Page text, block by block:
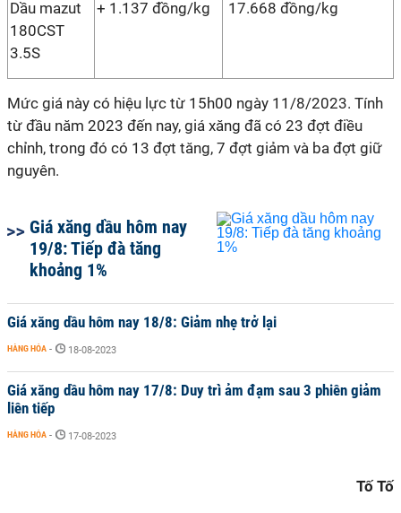
Dầu mazut
180CST
3.5S
+ 1.137 đồng/kg 17.668 đồng/kg
Mức giá này có hiệu lực từ 15h00 ngày 11/8/2023. Tính
từ đầu năm 2023 đến nay, giá xăng đã có 23 đợt điều
chỉnh, trong đó có 13 đợt tăng, 7 đợt giảm và ba đợt giữ
nguyên.
Giá xăng dầu hôm nay
19/8: Tiếp đà tăng
khoảng 1%
Giá xăng dầu hôm nay 18/8: Giảm nhẹ trở lại
HÀNG HÓA - 18-08-2023
Giá xăng dầu hôm nay 17/8: Duy trì ảm đạm sau 3 phiên giảm
liên tiếp
HÀNG HÓA - 17-08-2023
Tố Tố